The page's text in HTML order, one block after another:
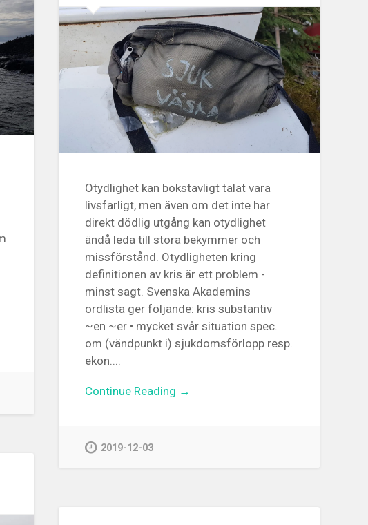
Otydlighet kan bokstavligt talat vara
livsfarligt, men även om det inte har
direkt dödlig utgång kan otydlighet
ändå leda till stora bekymmer och
missförstånd. Otydligheten kring
definitionen av kris är ett problem -
minst sagt. Svenska Akademins
ordlista ger följande: kris substantiv
~en ~er • mycket svår situation spec.
om (vänd­punkt i) sjukdoms­förlopp resp.
ekon....
Continue Reading →
2019-12-03